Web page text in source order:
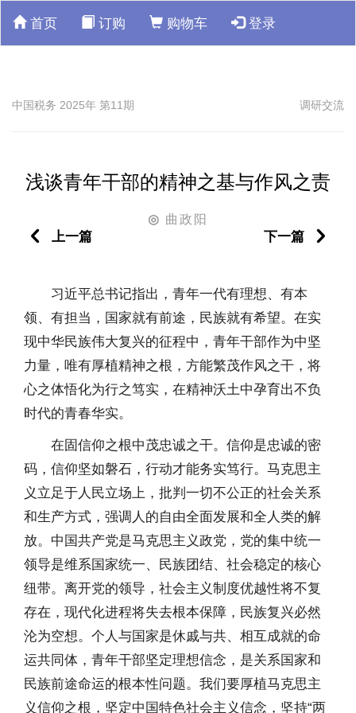
首页 订购 购物车 登录
中国税务 2025年 第11期 调研交流
浅谈青年干部的精神之基与作风之责
◎ 曲政阳
上一篇
下一篇
习近平总书记指出，青年一代有理想、有本
领、有担当，国家就有前途，民族就有希望。在实
现中华民族伟大复兴的征程中，青年干部作为中坚
力量，唯有厚植精神之根，方能繁茂作风之干，将
心之体悟化为行之笃实，在精神沃土中孕育出不负
时代的青春华实。
在固信仰之根中茂忠诚之干。 信仰是忠诚的密
码，信仰坚如磐石，行动才能务实笃行。马克思主
义立足于人民立场上，批判一切不公正的社会关系
和生产方式，强调人的自由全面发展和全人类的解
放。中国共产党是马克思主义政党，党的集中统一
领导是维系国家统一、民族团结、社会稳定的核心
纽带。离开党的领导，社会主义制度优越性将不复
存在，现代化进程将失去根本保障，民族复兴必然
沦为空想。个人与国家是休戚与共、相互成就的命
运共同体，青年干部坚定理想信念，是关系国家和
民族前途命运的根本性问题。我们要厚植马克思主
义信仰之根，坚定中国特色社会主义信念，坚持“两